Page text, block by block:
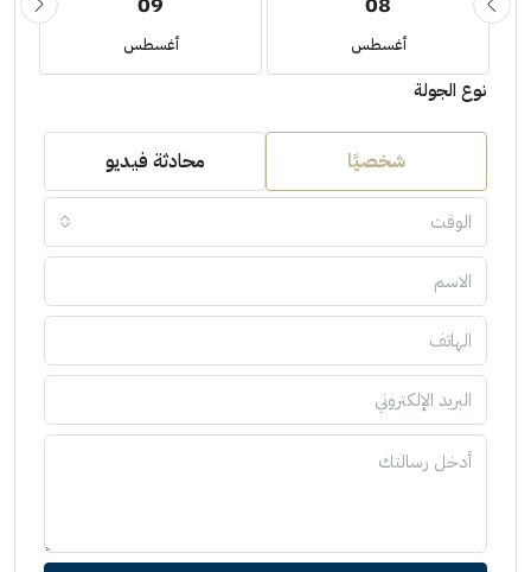
أغسطس أغسطس
نوع الجولة
شخصيًا محادثة فيديو
الوقت